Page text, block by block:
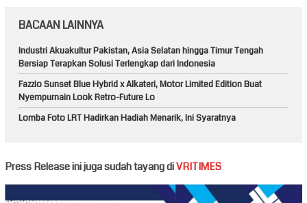
BACAAN LAINNYA
Industri Akuakultur Pakistan, Asia Selatan hingga Timur Tengah
Bersiap Terapkan Solusi Terlengkap dari Indonesia
Fazzio Sunset Blue Hybrid x Alkateri, Motor Limited Edition Buat
Nyempurnain Look Retro-Future Lo
Lomba Foto LRT Hadirkan Hadiah Menarik, Ini Syaratnya
Press Release ini juga sudah tayang diVRITIMES